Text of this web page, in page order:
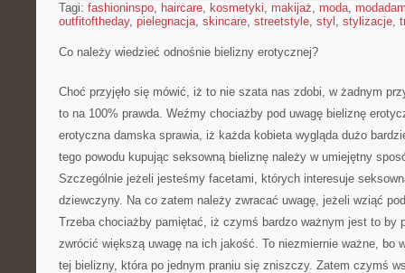
Tagi: fashioninspo, haircare, kosmetyki, makijaż, moda,
outfitoftheday, pielegnacja, skincare, streetstyle, styl , stylizacje,
Co należy wiedzieć odnośnie bielizny erotycznej?
Choć przyjęło się mówić, iż to nie szata nas zdobi, w żadnym
to na 100% prawda. Weźmy chociażby pod uwagę bieliznę
erotyczna damska sprawia, iż każda kobieta wygląda dużo
tego powodu kupując seksowną bieliznę należy w umiejętny
Szczególnie jeżeli jesteśmy facetami, których interesuje
dziewczyny. Na co zatem należy zwracać uwagę, jeżeli wziąć
Trzeba chociażby pamiętać, iż czymś bardzo ważnym jest to by
zwrócić większą uwagę na ich jakość. To niezmiernie ważne, bo
tej bielizny, która po jednym praniu się zniszczy. Zatem czymś